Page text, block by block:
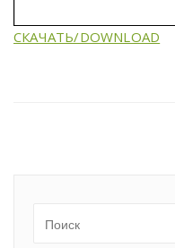
СКАЧАТЬ/DOWNLOAD